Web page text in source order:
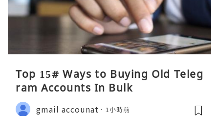
Top 15# Ways to Buying Old Teleg
ram Accounts In Bulk
gmail accounat 1小時前